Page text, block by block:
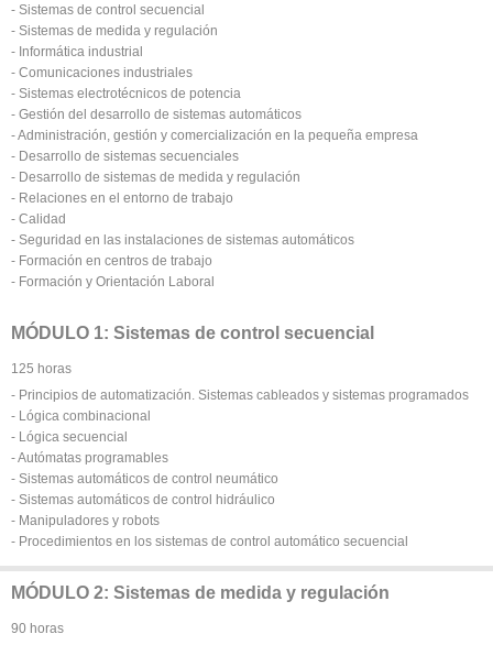
- Sistemas de control secuencial
- Sistemas de medida y regulación
- Informática industrial
- Comunicaciones industriales
- Sistemas electrotécnicos de potencia
- Gestión del desarrollo de sistemas automáticos
- Administración, gestión y comercialización en la pequeña empresa
- Desarrollo de sistemas secuenciales
- Desarrollo de sistemas de medida y regulación
- Relaciones en el entorno de trabajo
- Calidad
- Seguridad en las instalaciones de sistemas automáticos
- Formación en centros de trabajo
- Formación y Orientación Laboral
MÓDULO 1: Sistemas de control secuencial
125 horas
- Principios de automatización. Sistemas cableados y sistemas programados
- Lógica combinacional
- Lógica secuencial
- Autómatas programables
- Sistemas automáticos de control neumático
- Sistemas automáticos de control hidráulico
- Manipuladores y robots
- Procedimientos en los sistemas de control automático secuencial
MÓDULO 2: Sistemas de medida y regulación
90 horas